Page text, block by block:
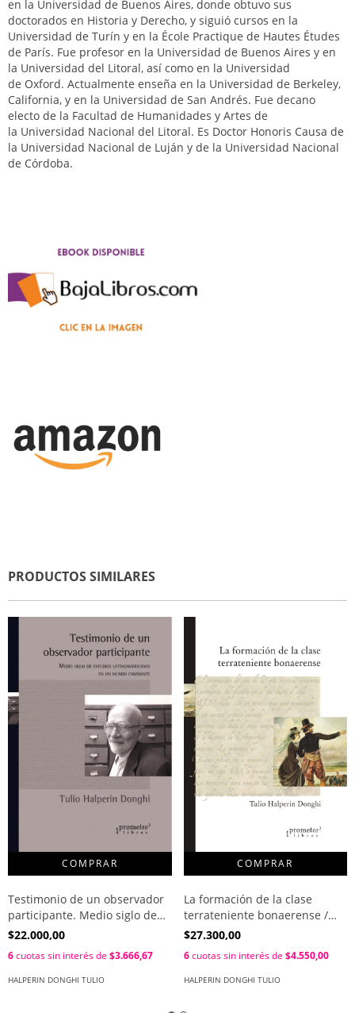
en la Universidad de Buenos Aires, donde obtuvo sus
doctorados en Historia y Derecho, y siguió cursos en la
Universidad de Turín y en la École Practique de Hautes Études
de París. Fue profesor en la Universidad de Buenos Aires y en
la Universidad del Litoral, así como en la Universidad
de Oxford. Actualmente enseña en la Universidad de Berkeley,
California, y en la Universidad de San Andrés. Fue decano
electo de la Facultad de Humanidades y Artes de
la Universidad Nacional del Litoral. Es Doctor Honoris Causa de
la Universidad Nacional de Luján y de la Universidad Nacional
de Córdoba.
PRODUCTOS SIMILARES
Testimonio de un observador
participante. Medio siglo de
estudios latinoamericanos en
Halperín Donghi
$22.000,00
6cuotas sin interés de $3.666,67
HALPERIN DONGHI TULIO
La formación de la clase
terrateniente bonaerense /
Halperín Donghi, Tulio
$27.300,00
6cuotas sin interés de $4.550,00
HALPERIN DONGHI TULIO